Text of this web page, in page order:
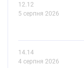
12.12
5 серпня 2026
14.14
4 серпня 2026